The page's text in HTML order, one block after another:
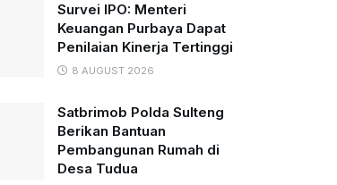
Survei IPO: Menteri
Keuangan Purbaya Dapat
Penilaian Kinerja Tertinggi
8 AUGUST 2026
Satbrimob Polda Sulteng
Berikan Bantuan
Pembangunan Rumah di
Desa Tudua